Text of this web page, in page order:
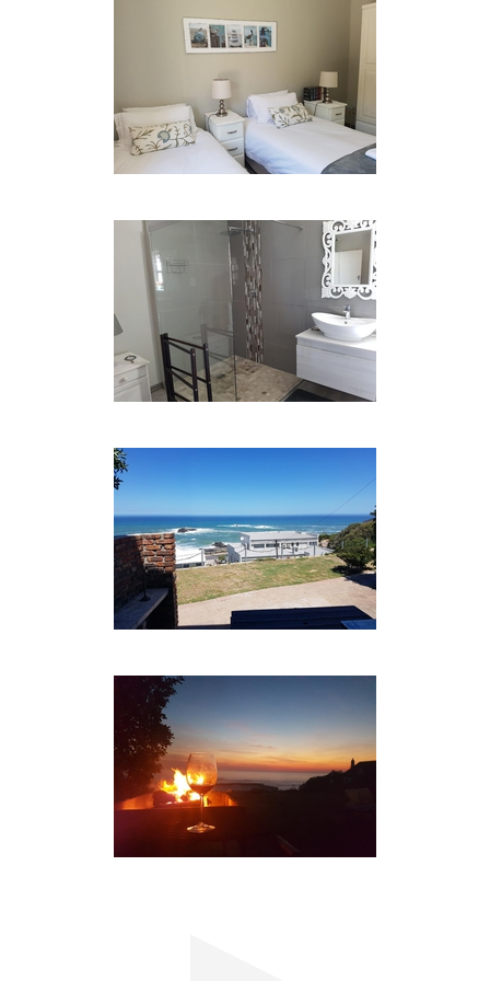
• Meeresleben in Gezeitenbecken
• Reichliches Vogelleben
• Patches von Zwergenwald